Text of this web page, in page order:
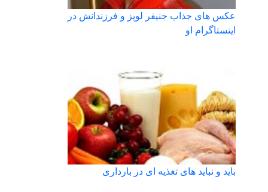
عکس های جذاب جنیفر لوپز و فرزندانش در
اینستاگرام او
باید و نباید های تغذیه ای در بارداری